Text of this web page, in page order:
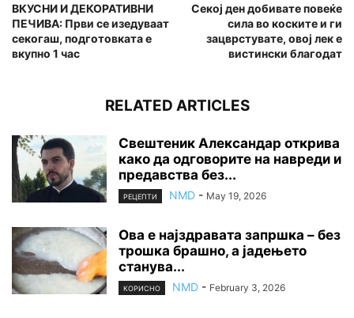
ВКУСНИ И ДЕКОРАТИВНИ
ПЕЧИВА: Први се изедуваат
секогаш, подготовката е
вкупно 1 час
Секој ден добивате повеќе
сила во коските и ги
зацврстувате, овој лек е
вистински благодат
RELATED ARTICLES
Свештеник Александар открива
како да одговорите на навреди и
предавства без...
РЕЦЕПТИ NMD - May 19, 2026
Ова е најздравата запршка – без
трошка брашно, а јадењето
станува...
КОРИСНО NMD - February 3, 2026